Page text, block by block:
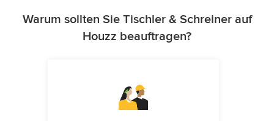
Warum sollten Sie Tischler & Schreiner auf
Houzz beauftragen?